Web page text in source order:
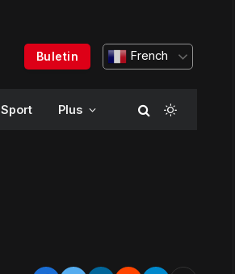
Buletin French
Sport Plus